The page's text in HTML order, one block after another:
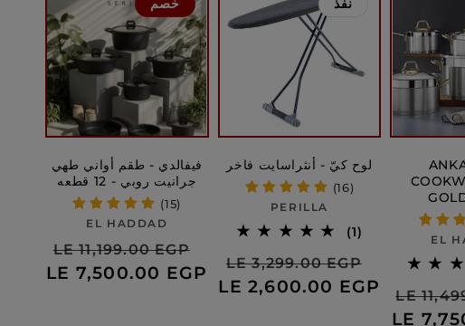
خصم
فيفالدي - طقم أواني طهي
جرانيت روبي - 12 قطعه
(15)
بائع:
EL HADDAD
السعر
العادي
LE 11,199.00 EGP
البيعLE 7,500.00 EGP
نفذ
لوح كيّ - أنثراسايت فاخر
(16)
بائع:PERILLA
(1)
السعر
العادي
LE 3,299.00 EGP
البيعLE 2,600.00 EGP
EL
السعر
العادي
LE
LE